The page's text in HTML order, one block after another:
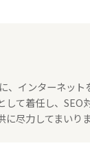
、インターネッ
して着任し、
に尽力してまいり